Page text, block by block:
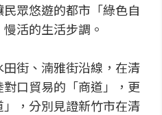
民眾悠遊的都市「綠色自
活的生活步調。
街、湳雅街沿線，在清
口貿易的「商道」，更
，分別見證新竹市在清